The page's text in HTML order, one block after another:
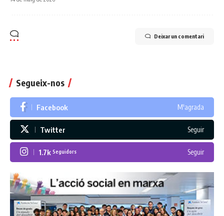
Deixar un comentari
Segueix-nos
Facebook M'agrada
Twitter Seguir
1.7k Seguidors Seguir